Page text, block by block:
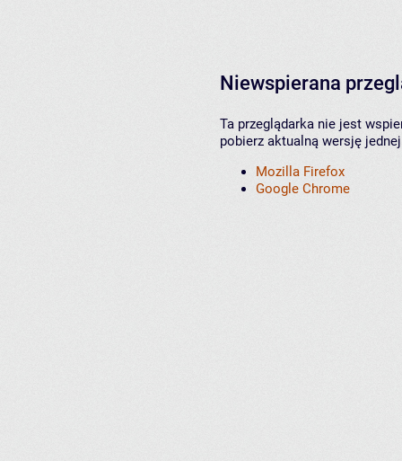
Niewspierana
Ta przeglądarka nie jest
pobierz aktualną wersję
Mozilla Firefox
Google Chrome